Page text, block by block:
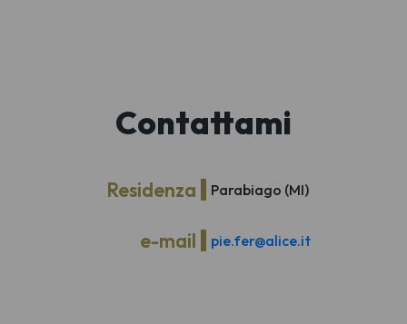
Contattami
Residenza Parabiago (MI)
e-mail pie.fer@alice.it